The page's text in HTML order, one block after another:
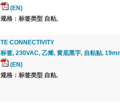
(EN)
规格：标签类型 自粘,
TE CONNECTIVITY
标签, 230VAC, 乙烯, 黄底黑字, 自粘贴,
(EN)
规格：标签类型 自粘,